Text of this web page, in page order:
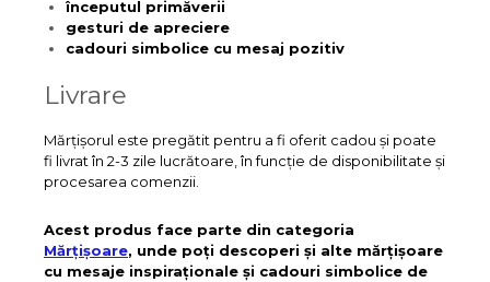
începutul primăverii
gesturi de apreciere
cadouri simbolice cu mesaj pozitiv
Livrare
Mărțișorul este pregătit pentru a fi oferit cadou și poate
fi livrat în 2-3 zile lucrătoare, în funcție de disponibilitate și
procesarea comenzii.
Acest produs face parte din categoria
Mărțișoare, unde poți descoperi și alte mărțișoare
cu mesaje inspiraționale și cadouri simbolice de